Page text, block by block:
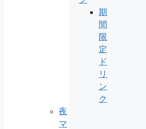
期
間
限
定
ド
リ
ン
ク
夜
マ